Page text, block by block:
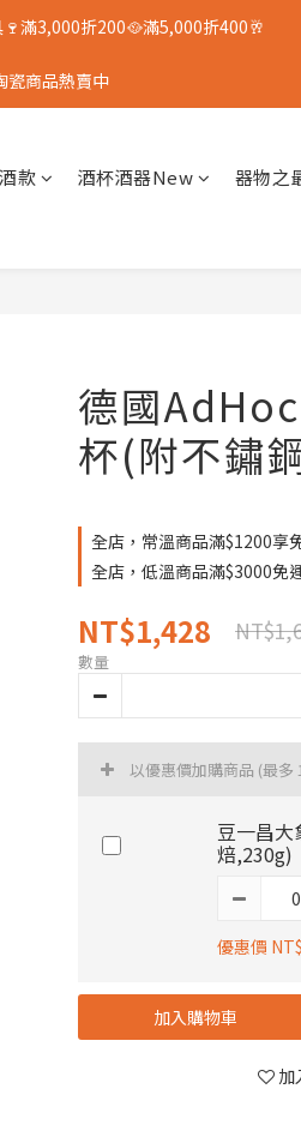
滿3,000折200🥘滿5,000折400🥂
瓷商品熱賣中
款 酒杯酒器New 器物之
德國
杯(附不鏽
全店，常溫商品滿$1200享
全店，低溫商品滿$3000免
NT$1,428
數量
以優惠價加購商品 (最多
豆一昌
焙,230g)
優惠價
加入購物車
加